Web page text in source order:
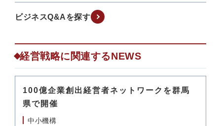
ビジネスQ&Aを探す
経営戦略に関連するNEWS
100億企業創出経営者ネットワークを群馬
県で開催
中小機構